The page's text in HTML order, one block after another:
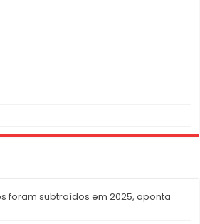
foram subtraídos em 2025, aponta